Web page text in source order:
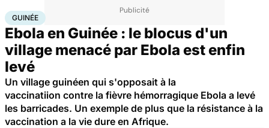
AccueilSanté Guinée
GUINÉE
Ebola en Guinée : le blocus d'un
village menacé par Ebola est enfin
levé
Un village guinéen qui s'opposait à la
vaccinatiion contre la fièvre hémorragique Ebola a levé
les barricades. Un exemple de plus que la résistance à la
vaccination a la vie dure en Afrique.